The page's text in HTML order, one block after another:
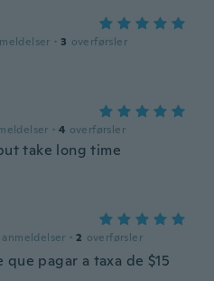
· 3 overførsler
· 4 overførsler
take long time
anmeldelser · 2 overførsler
pagar a taxa de $15